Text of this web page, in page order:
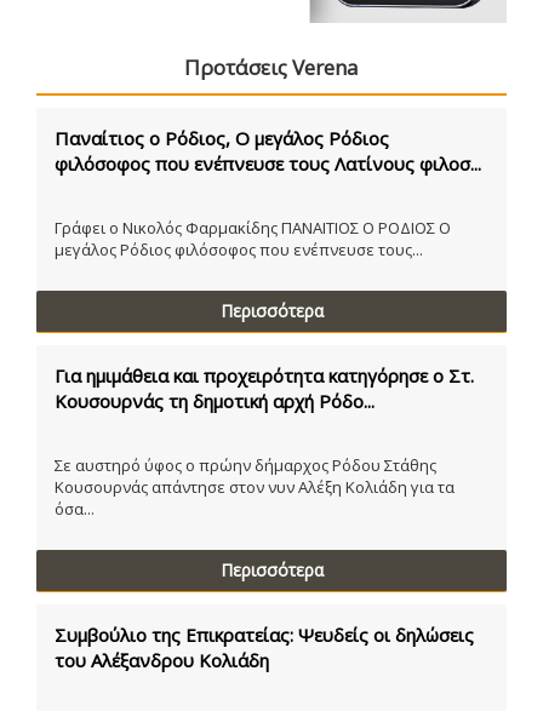
Προτάσεις Verena
Παναίτιος ο Ρόδιος, Ο μεγάλος Ρόδιος
φιλόσοφος που ενέπνευσε τους Λατίνους φιλοσ...
Γράφει ο Νικολός Φαρμακίδης ΠΑΝΑΙΤΙΟΣ Ο ΡΟΔΙΟΣ Ο
μεγάλος Ρόδιος φιλόσοφος που ενέπνευσε τους...
Περισσότερα
Για ημιμάθεια και προχειρότητα κατηγόρησε ο Στ.
Κουσουρνάς τη δημοτική αρχή Ρόδο...
Σε αυστηρό ύφος ο πρώην δήμαρχος Ρόδου Στάθης
Κουσουρνάς απάντησε στον νυν Αλέξη Κολιάδη για τα
όσα...
Περισσότερα
Συμβούλιο της Επικρατείας: Ψευδείς οι δηλώσεις
του Αλέξανδρου Κολιάδη